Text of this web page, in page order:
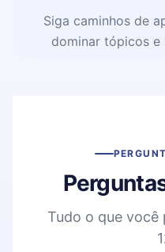
Siga caminhos de
dominar tópicos e
Tudo o que você